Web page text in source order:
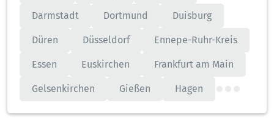
Darmstadt Dortmund Duisburg
Düren Düsseldorf Ennepe-Ruhr-Kreis
Essen Euskirchen Frankfurt am Main
Gelsenkirchen Gießen Hagen